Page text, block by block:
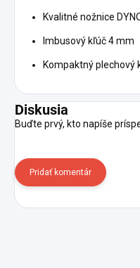
Kvalitné nožnice
Imbusový kľúč 4 mm
Kompaktný plechový
Diskusia
Buďte prvý, kto napíše
Pridať komentár